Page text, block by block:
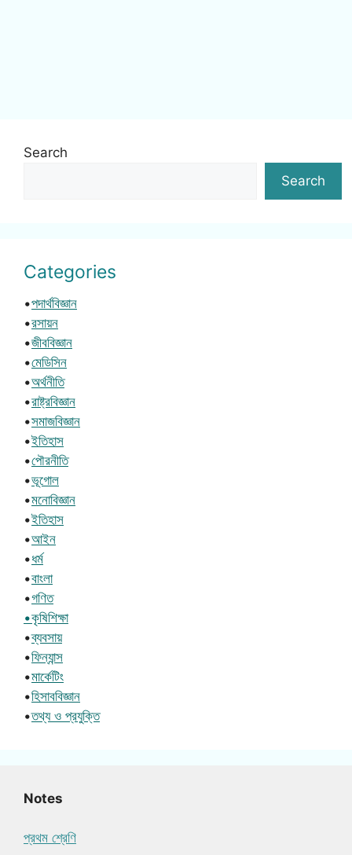
Search
Search
Categories
•পদার্থবিজ্ঞান
•রসায়ন
•জীববিজ্ঞান
•মেডিসিন
•অর্থনীতি
•রাষ্ট্রবিজ্ঞান
•সমাজবিজ্ঞান
•ইতিহাস
•পৌরনীতি
•ভূগোল
•মনোবিজ্ঞান
•ইতিহাস
•আইন
•ধর্ম
•বাংলা
•গণিত
•কৃষিশিক্ষা
•ব্যবসায়
•ফিন্যান্স
•মার্কেটিং
•হিসাববিজ্ঞান
•তথ্য ও প্রযুক্তি
Notes
প্রথম শ্রেণি